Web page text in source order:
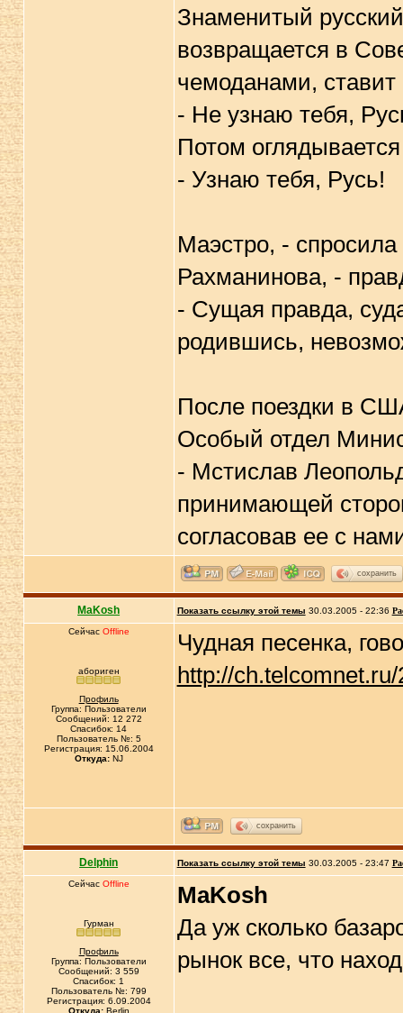
Знаменитый
возвращается в
чемоданами, ставит
- Не узнаю тебя,
Потом
- Узнаю тебя, Русь!
Маэстро, -
Рахманинова, -
- Сущая правда,
родившись,
После поездки в
Особый отдел
- Мстислав
принимающей
согласовав ее с
сохранить
MaKosh Показать ссылку этой темы 30.03.2005 - 22:36
Сейчас Offline
абориген
Профиль
Группа: Пользователи
Сообщений: 12 272
Спасибок: 14
Пользователь №: 5
Регистрация: 15.06.2004
Откуда:NJ
Чудная песенка,
http://
сохранить
Delphin Показать ссылку этой темы 30.03.2005 - 23:47
Сейчас Offline
Гурман
Профиль
Группа: Пользователи
Сообщений: 3 559
Спасибок: 1
Пользователь №: 799
Регистрация: 6.09.2004
Откуда:Berlin
MaKosh
Да уж сколько
рынок все, что